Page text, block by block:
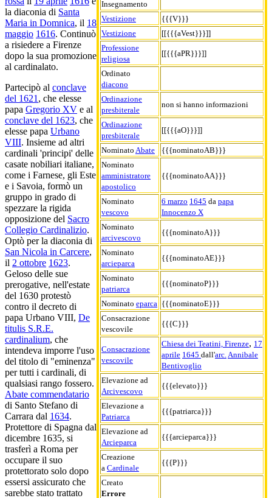
Insegnamento
Vestizione
{{{V}}}
Vestizione
[[{{{aVest}}}]]
Professione
religiosa
[[{{{aPR}}}]]
Ordinato
diacono
Ordinazione
presbiterale
non si hanno informazioni
Ordinazione
presbiterale
[[{{{aO}}}]]
Nominato Abate
{{{nominatoAB}}}
Nominato
amministratore
apostolico
{{{nominatoAA}}}
Nominato
vescovo
6 marzo 1645 da papa
Innocenzo X
Nominato
arcivescovo
{{{nominatoA}}}
Nominato
arcieparca
{{{nominatoAE}}}
Nominato
patriarca
{{{nominatoP}}}
Nominato eparca {{{nominatoE}}}
Consacrazione
vescovile
{{{C}}}
Consacrazione
vescovile
Chiesa dei Teatini, Firenze, 17
aprile 1645 dall'arc. Annibale
Bentivoglio
Elevazione ad
Arcivescovo
{{{elevato}}}
Elevazione a
Patriarca
{{{patriarca}}}
Elevazione ad
Arcieparca
{{{arcieparca}}}
Creazione
a Cardinale
{{{P}}}
Creato
Errore
la diaconia di Santa
Maria in Domnica, il 18
maggio 1616. Continuò
a risiedere a Firenze
dopo la sua promozione
al cardinalato.
Partecipò al conclave
del 1621 , che elesse
papa Gregorio XV e al
conclave del 1623, che
elesse papa Urbano
VIII. Insieme ad altri
cardinali 'principi' delle
casate nobiliari italiane,
come i Farnese, gli Este
e i Savoia, formò un
gruppo in grado di
spezzare la rigida
opposizione del Sacro
Collegio Cardinalizio.
Optò per la diaconia di
San Nicola in Carcere,
il 2 ottobre 1623.
Geloso delle sue
prerogative, nell'estate
del 1630 protestò
contro il decreto di
papa Urbano VIII, De
titulis S.R.E.
cardinalium, che
intendeva imporre l'uso
del titolo di "eminenza"
per tutti i cardinali, di
qualsiasi rango fossero.
Abate commendatario
di Santo Stefano di
Carrara dal 1634.
Protettore di Spagna dal
dicembre 1635, si
trasferì a Roma per
occupare il suo
protettorato solo dopo
essersi assicurato che
sarebbe stato trattato